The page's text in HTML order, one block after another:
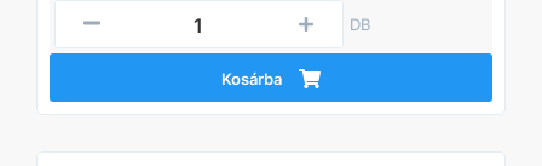
DB
Kosárba